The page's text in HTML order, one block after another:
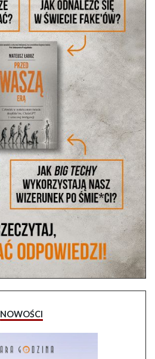
NOWOŚCI